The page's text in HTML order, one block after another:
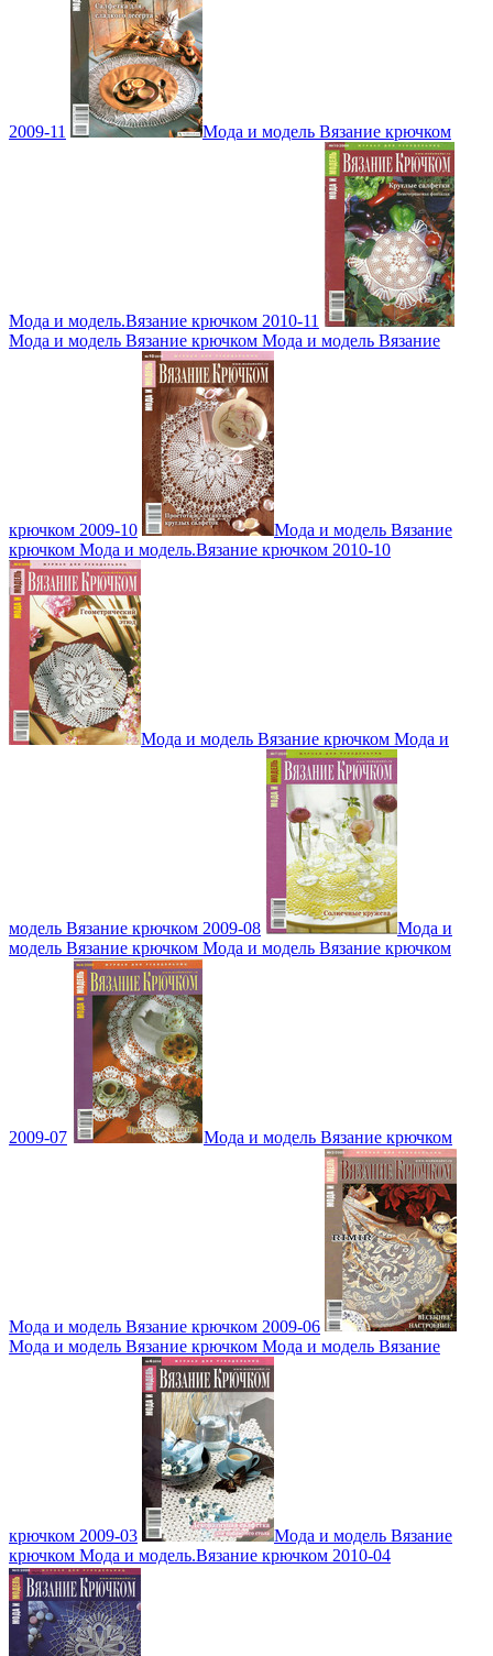
2009-11 Мода и модель Вязание крючком
Мода и модель.Вязание крючком 2010-11
Мода и модель Вязание крючком Мода и модель Вязание
крючком 2009-10
Мода и модель Вязание
крючком Мода и модель.Вязание крючком 2010-10
Мода и модель Вязание крючком Мода и
модель Вязание крючком 2009-08
Мода и
модель Вязание крючком Мода и модель Вязание крючком
2009-07 Мода и модель Вязание крючком
Мода и модель Вязание крючком 2009-06
Мода и модель Вязание крючком Мода и модель Вязание
крючком 2009-03
Мода и модель Вязание
крючком Мода и модель.Вязание крючком 2010-04